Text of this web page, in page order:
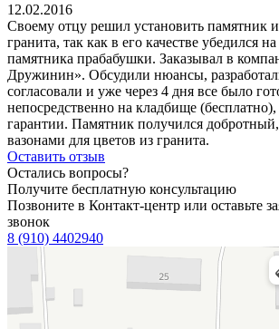
12.02.2016
Своему отцу решил установить памятник
гранита, так как в его качестве убедился
памятника прабабушки. Заказывал в
Дружинин». Обсудили нюансы,
согласовали и уже через 4 дня все было
непосредственно на кладбище
гарантии. Памятник получился
вазонами для цветов из гранита.
Оставить отзыв
Остались вопросы?
Получите бесплатную консультацию
Позвоните в Контакт-центр или оставьте
звонок
8 (910) 4402940